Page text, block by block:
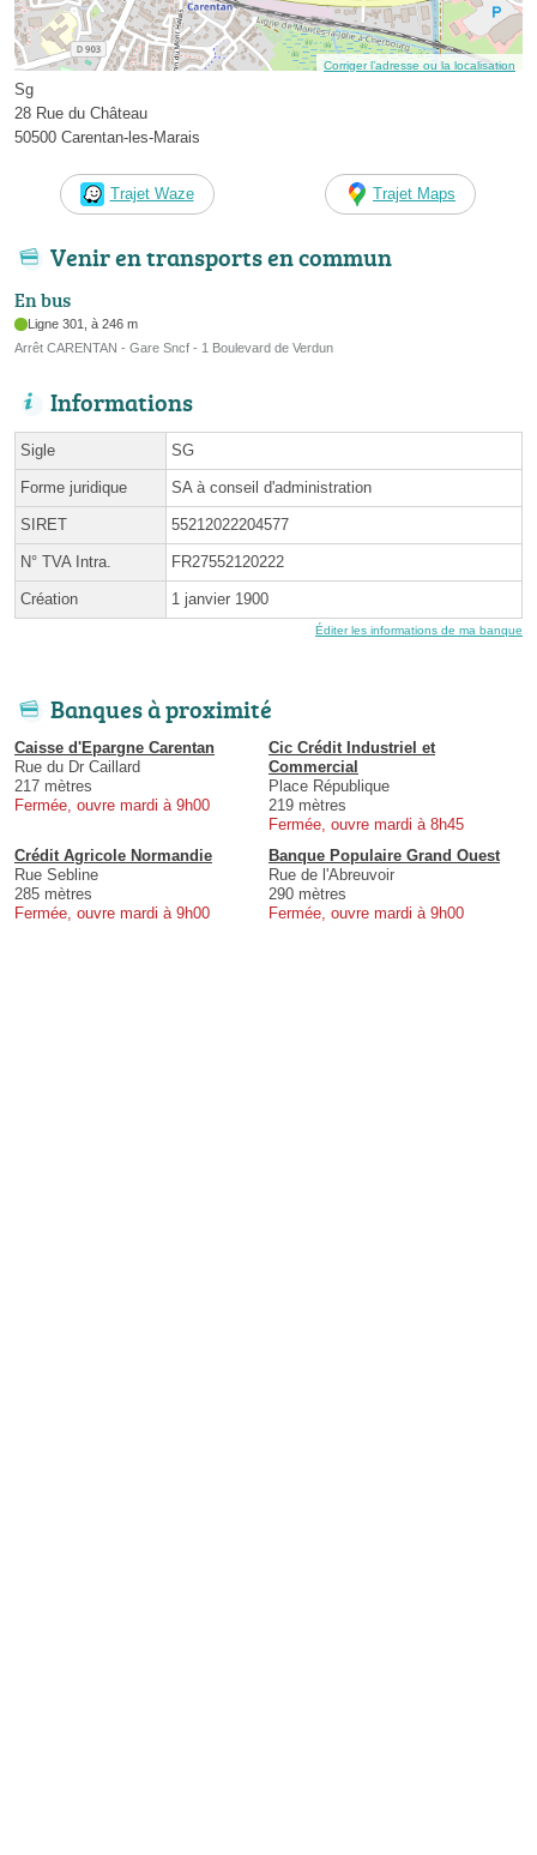
Corriger l’adresse ou la localisation
Sg
28 Rue du Château
50500 Carentan-les-Marais
Trajet Waze Trajet Maps
Venir en transports en commun
En bus
Ligne 301, à 246 m
Arrêt CARENTAN - Gare Sncf - 1 Boulevard de Verdun
Informations
Sigle SG
Forme juridique SA à conseil d'administration
SIRET 55212022204577
N° TVA Intra. FR27552120222
Création 1 janvier 1900
Éditer les informations de ma banque
Banques à proximité
Caisse d'Epargne Carentan
Rue du Dr Caillard
217 mètres
Fermée, ouvre mardi à 9h00
Cic Crédit Industriel et
Commercial
Place République
219 mètres
Fermée, ouvre mardi à 8h45
Crédit Agricole Normandie
Rue Sebline
285 mètres
Fermée, ouvre mardi à 9h00
Banque Populaire Grand Ouest
Rue de l'Abreuvoir
290 mètres
Fermée, ouvre mardi à 9h00